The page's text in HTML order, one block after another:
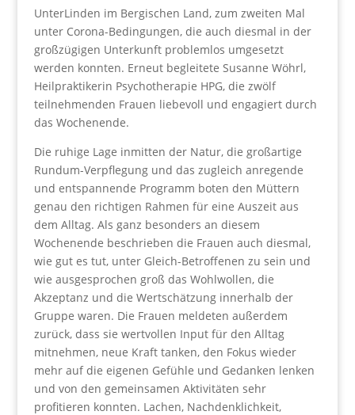
UnterLinden im Bergischen Land, zum zweiten Mal
unter Corona-Bedingungen, die auch diesmal in der
großzügigen Unterkunft problemlos umgesetzt
werden konnten. Erneut begleitete Susanne Wöhrl,
Heilpraktikerin Psychotherapie HPG, die zwölf
teilnehmenden Frauen liebevoll und engagiert durch
das Wochenende.
Die ruhige Lage inmitten der Natur, die großartige
Rundum-Verpflegung und das zugleich anregende
und entspannende Programm boten den Müttern
genau den richtigen Rahmen für eine Auszeit aus
dem Alltag. Als ganz besonders an diesem
Wochenende beschrieben die Frauen auch diesmal,
wie gut es tut, unter Gleich-Betroffenen zu sein und
wie ausgesprochen groß das Wohlwollen, die
Akzeptanz und die Wertschätzung innerhalb der
Gruppe waren. Die Frauen meldeten außerdem
zurück, dass sie wertvollen Input für den Alltag
mitnehmen, neue Kraft tanken, den Fokus wieder
mehr auf die eigenen Gefühle und Gedanken lenken
und von den gemeinsamen Aktivitäten sehr
profitieren konnten. Lachen, Nachdenklichkeit,